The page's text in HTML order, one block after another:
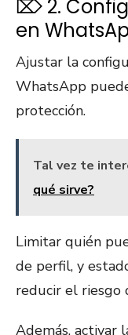
⌦ 2.
en
Ajustar la
WhatsApp
protección.
Tal vez te
qué sirve?
Limitar quién
de perfil, y
reducir el riesgo
Además, activar